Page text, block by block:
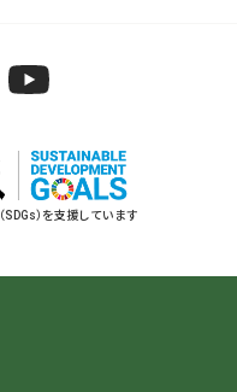
）を支援しています